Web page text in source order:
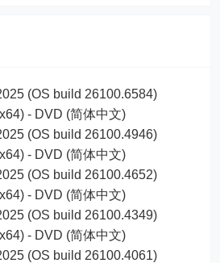
(OS build 26100.6584)
- DVD (简体中文)
(OS build 26100.4946)
- DVD (简体中文)
(OS build 26100.4652)
- DVD (简体中文)
(OS build 26100.4349)
- DVD (简体中文)
(OS build 26100.4061)